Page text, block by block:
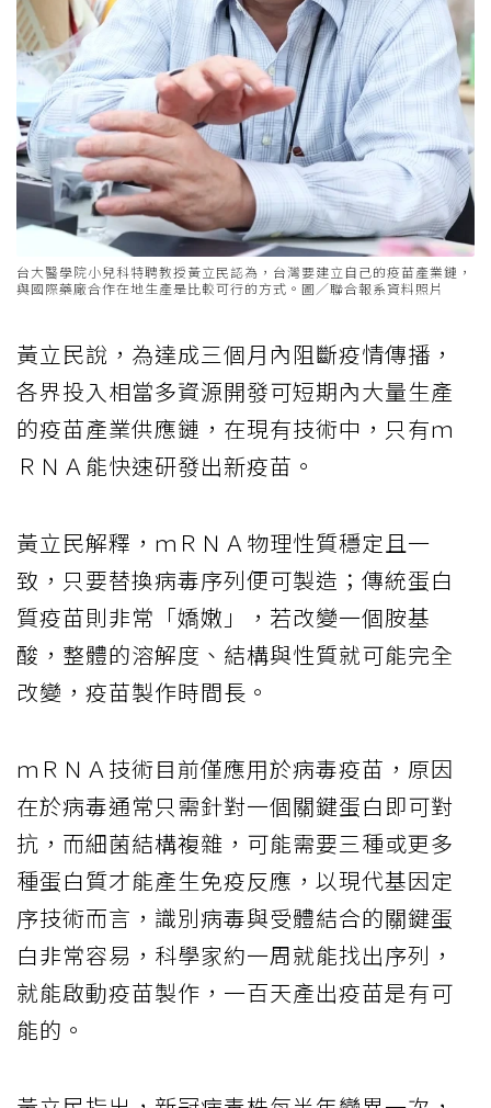
台大醫學院小兒科特聘教授黃立民認為，台灣要建立自己的疫苗產業鏈，
與國際藥廠合作在地生產是比較可行的方式。圖／聯合報系資料照片
黃立民說，為達成三個月內阻斷疫情傳播，
各界投入相當多資源開發可短期內大量生產
的疫苗產業供應鏈，在現有技術中，只有ｍ
ＲＮＡ能快速研發出新疫苗。
黃立民解釋，ｍＲＮＡ物理性質穩定且一
致，只要替換病毒序列便可製造；傳統蛋白
質疫苗則非常「嬌嫩」，若改變一個胺基
酸，整體的溶解度、結構與性質就可能完全
改變，疫苗製作時間長。
ｍＲＮＡ技術目前僅應用於病毒疫苗，原因
在於病毒通常只需針對一個關鍵蛋白即可對
抗，而細菌結構複雜，可能需要三種或更多
種蛋白質才能產生免疫反應，以現代基因定
序技術而言，識別病毒與受體結合的關鍵蛋
白非常容易，科學家約一周就能找出序列，
就能啟動疫苗製作，一百天產出疫苗是有可
能的。